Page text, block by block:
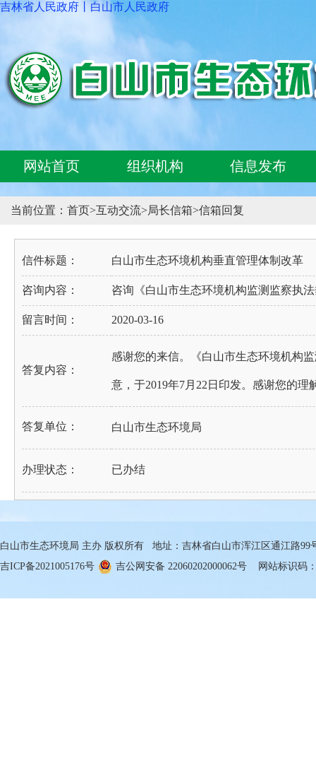
吉林省人民政府 丨白山市人民政府
网站首页 组织机构 信息发布
当前位置： 首页>互动交流>局长信箱>信箱回复
信件标题： 白山市生态环境机构垂直管理体制改革
咨询内容： 咨询《白山市生态环境机构监测监察执
留言时间： 2020-03-16
答复内容：
感谢您的来信。《白山市生态环境机构
意，于2019年7月22日印发。感谢您的理
答复单位： 白山市生态环境局
办理状态： 已办结
白山市生态环境局 主办 版权所有 地址：吉林省白山市浑江区通江路99
吉ICP备2021005176号
吉公网安备 22060202000062号 网站标识码